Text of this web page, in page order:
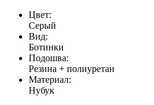
Цвет:
Серый
Вид:
Ботинки
Подошва:
Резина + полиуретан
Материал:
Нубук